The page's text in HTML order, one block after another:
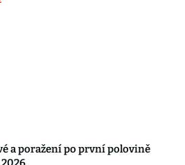
a poražení po první polovině